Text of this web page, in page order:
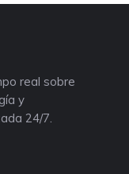
real sobre
y
24/7.